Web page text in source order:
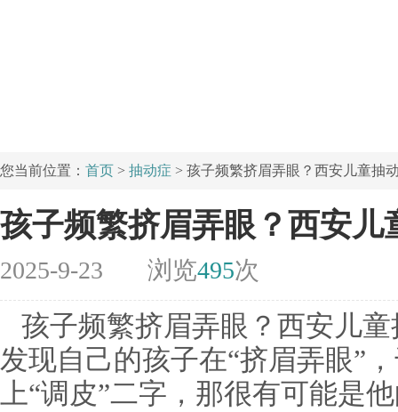
您当前位置： 首页 > 抽动症 > 孩子频繁挤眉弄眼？西安儿童抽
孩子频繁挤眉弄眼？西安儿
2025-9-23 浏览495次
孩子频繁挤眉弄眼？西安儿
发现自己的孩子在“挤眉弄眼”
上“调皮”二字，那很有可能是